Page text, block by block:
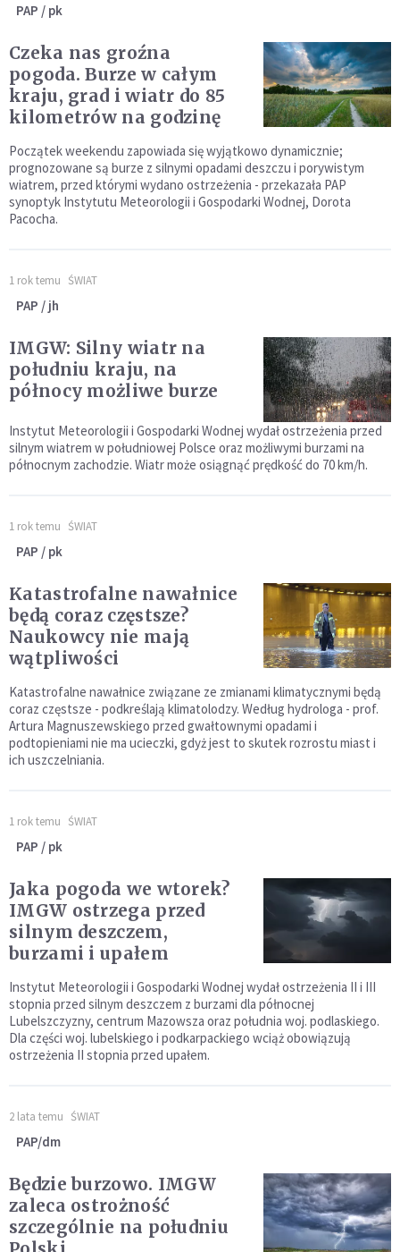
PAP / pk
Czeka nas groźna
pogoda. Burze w całym
kraju, grad i wiatr do 85
kilometrów na godzinę
Początek weekendu zapowiada się wyjątkowo dynamicznie;
prognozowane są burze z silnymi opadami deszczu i porywistym
wiatrem, przed którymi wydano ostrzeżenia - przekazała PAP
synoptyk Instytutu Meteorologii i Gospodarki Wodnej, Dorota
Pacocha.
1 rok temu ŚWIAT
PAP / jh
IMGW: Silny wiatr na
południu kraju, na
północy możliwe burze
Instytut Meteorologii i Gospodarki Wodnej wydał ostrzeżenia przed
silnym wiatrem w południowej Polsce oraz możliwymi burzami na
północnym zachodzie. Wiatr może osiągnąć prędkość do 70 km/h.
1 rok temu ŚWIAT
PAP / pk
Katastrofalne nawałnice
będą coraz częstsze?
Naukowcy nie mają
wątpliwości
Katastrofalne nawałnice związane ze zmianami klimatycznymi będą
coraz częstsze - podkreślają klimatolodzy. Według hydrologa - prof.
Artura Magnuszewskiego przed gwałtownymi opadami i
podtopieniami nie ma ucieczki, gdyż jest to skutek rozrostu miast i
ich uszczelniania.
1 rok temu ŚWIAT
PAP / pk
Jaka pogoda we wtorek?
IMGW ostrzega przed
silnym deszczem,
burzami i upałem
Instytut Meteorologii i Gospodarki Wodnej wydał ostrzeżenia II i III
stopnia przed silnym deszczem z burzami dla północnej
Lubelszczyzny, centrum Mazowsza oraz południa woj. podlaskiego.
Dla części woj. lubelskiego i podkarpackiego wciąż obowiązują
ostrzeżenia II stopnia przed upałem.
2 lata temu ŚWIAT
PAP/dm
Będzie burzowo. IMGW
zaleca ostrożność
szczególnie na południu